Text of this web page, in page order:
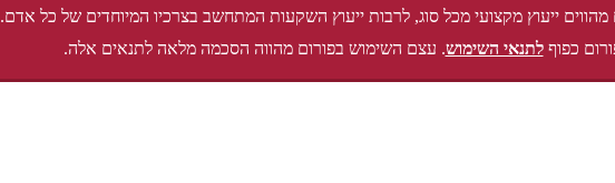
מהווים ייעוץ מקצועי מכל סוג, לרבות ייעוץ השקעות המתחשב בצרכיו המיוחדים של כל אדם.
כפוףלתנאי השימוש. עצם השימוש בפורום מהווה הסכמה מלאה לתנאים אלה.